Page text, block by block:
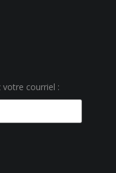
courriel :